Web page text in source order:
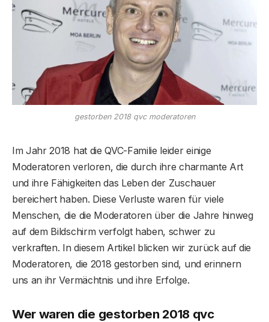
gestorben 2018 qvc moderatoren
Im Jahr 2018 hat die QVC-Familie leider einige
Moderatoren verloren, die durch ihre charmante Art
und ihre Fähigkeiten das Leben der Zuschauer
bereichert haben. Diese Verluste waren für viele
Menschen, die die Moderatoren über die Jahre hinweg
auf dem Bildschirm verfolgt haben, schwer zu
verkraften. In diesem Artikel blicken wir zurück auf die
Moderatoren, die 2018 gestorben sind, und erinnern
uns an ihr Vermächtnis und ihre Erfolge.
Wer waren die gestorben 2018 qvc